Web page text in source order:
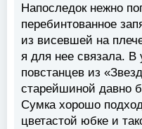
Напоследок нежно
перебинтованное
из висевшей на
я для нее связала. В
повстанцев из
старейшиной давно
Сумка хорошо
цветастой юбке и